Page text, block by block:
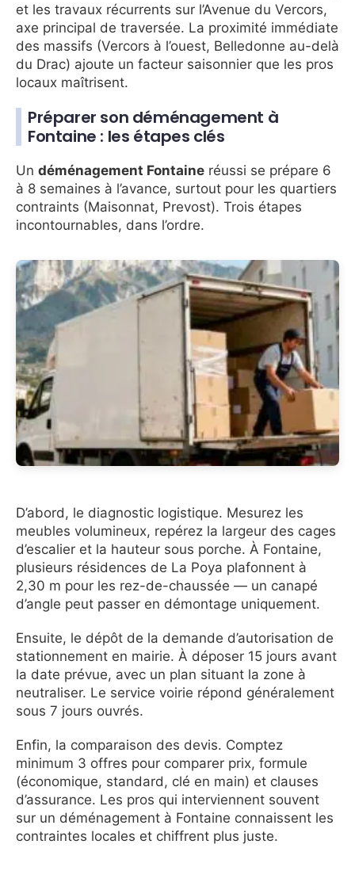
et les travaux récurrents sur l’Avenue du Vercors,
axe principal de traversée. La proximité immédiate
des massifs (Vercors à l’ouest, Belledonne au-delà
du Drac) ajoute un facteur saisonnier que les pros
locaux maîtrisent.
Préparer son déménagement à
Fontaine : les étapes clés
Un déménagement Fontaine réussi se prépare 6
à 8 semaines à l’avance, surtout pour les quartiers
contraints (Maisonnat, Prevost). Trois étapes
incontournables, dans l’ordre.
D’abord, le diagnostic logistique. Mesurez les
meubles volumineux, repérez la largeur des cages
d’escalier et la hauteur sous porche. À Fontaine,
plusieurs résidences de La Poya plafonnent à
2,30 m pour les rez-de-chaussée — un canapé
d’angle peut passer en démontage uniquement.
Ensuite, le dépôt de la demande d’autorisation de
stationnement en mairie. À déposer 15 jours avant
la date prévue, avec un plan situant la zone à
neutraliser. Le service voirie répond généralement
sous 7 jours ouvrés.
Enfin, la comparaison des devis. Comptez
minimum 3 offres pour comparer prix, formule
(économique, standard, clé en main) et clauses
d’assurance. Les pros qui interviennent souvent
sur un déménagement à Fontaine connaissent les
contraintes locales et chiffrent plus juste.